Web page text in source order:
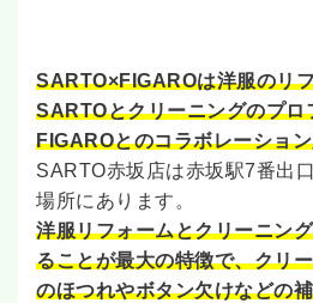
SARTO×FIGAROは洋服のリ
SARTOとクリーニングのプロ
FIGAROとのコラボレーショ
SARTO赤坂店は赤坂駅7番出
場所にあります。
洋服リフォームとクリーニン
ることが最大の特徴で、クリ
のほつれやボタン欠けなどの